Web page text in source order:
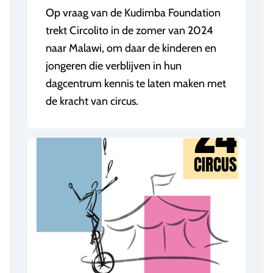
Op vraag van de Kudimba Foundation
trekt Circolito in de zomer van 2024
naar Malawi, om daar de kinderen en
jongeren die verblijven in hun
dagcentrum kennis te laten maken met
de kracht van circus.